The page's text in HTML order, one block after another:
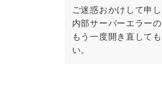
ご迷惑おかけして申
内部サーバーエラー
もう一度開き直して
い。